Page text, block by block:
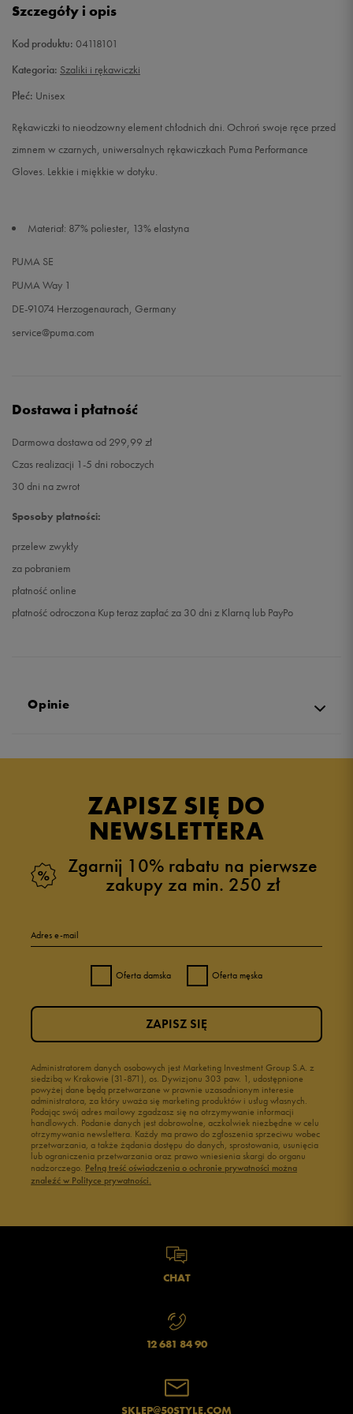
Szczegóły i opis
Kod produktu: 04118101
Kategoria: Szaliki i rękawiczki
Płeć: Unisex
Rękawiczki to nieodzowny element chłodnich dni. Ochroń swoje ręce przed
zimnem w czarnych, uniwersalnych rękawiczkach Puma Performance
Gloves. Lekkie i miękkie w dotyku.
Materiał: 87% poliester, 13% elastyna
PUMA SE
PUMA Way 1
DE-91074 Herzogenaurach, Germany
service@puma.com
Dostawa i płatność
Darmowa dostawa od 299,99 zł
Czas realizacji 1-5 dni roboczych
30 dni na zwrot
Sposoby płatności:
przelew zwykły
za pobraniem
płatność online
płatność odroczona Kup teraz zapłać za 30 dni z Klarną lub PayPo
Opinie
ZAPISZ SIĘ DO
NEWSLETTERA
Zgarnij 10% rabatu na pierwsze
zakupy za min. 250 zł
Adres e-mail
Oferta damska Oferta męska
Administratorem danych osobowych jest Marketing Investment Group S.A. z
siedzibą w Krakowie (31-871), os. Dywizjonu 303 paw. 1, udostępnione
powyżej dane będą przetwarzane w prawnie uzasadnionym interesie
administratora, za który uważa się marketing produktów i usług własnych.
Podając swój adres mailowy zgadzasz się na otrzymywanie informacji
handlowych. Podanie danych jest dobrowolne, aczkolwiek niezbędne w celu
otrzymywania newslettera. Każdy ma prawo do zgłoszenia sprzeciwu wobec
przetwarzania, a także żądania dostępu do danych, sprostowania, usunięcia
lub ograniczenia przetwarzania oraz prawo wniesienia skargi do organu
nadzorczego. Pełną treść oświadczenia o ochronie prywatności można
znaleźć w Polityce prywatności.
ZAPISZ SIĘ
CHAT
12 681 84 90
SKLEP@50STYLE.COM